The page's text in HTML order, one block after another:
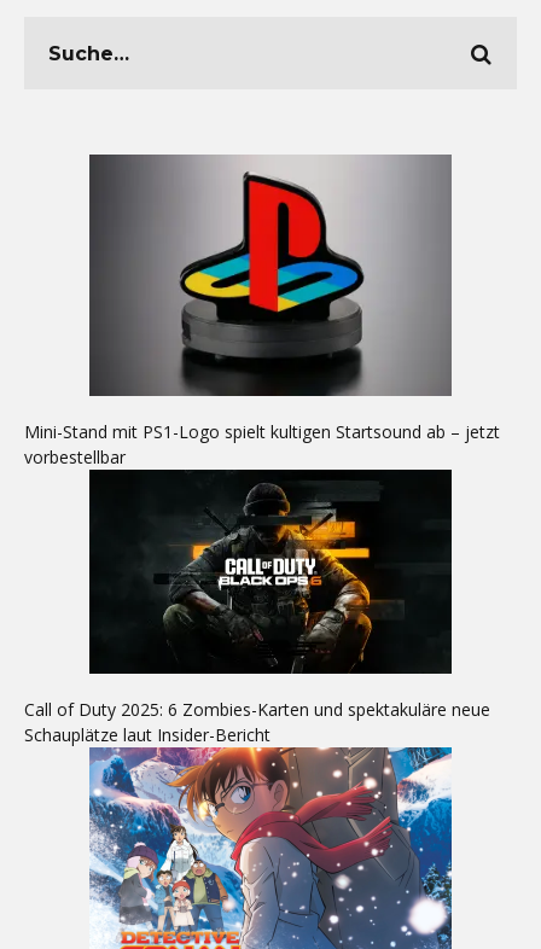
Mini-Stand mit PS1-Logo spielt kultigen Startsound ab – jetzt
vorbestellbar
Call of Duty 2025: 6 Zombies-Karten und spektakuläre neue
Schauplätze laut Insider-Bericht